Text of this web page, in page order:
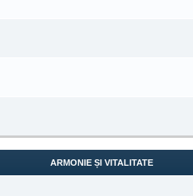
ARMONIE ȘI VITALITATE